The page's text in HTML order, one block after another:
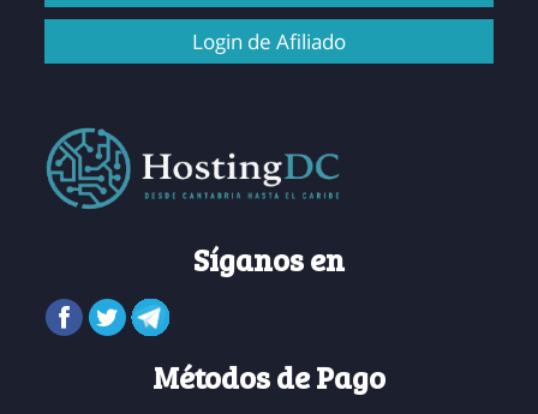
Login de Afiliado
Síganos en
Métodos de Pago